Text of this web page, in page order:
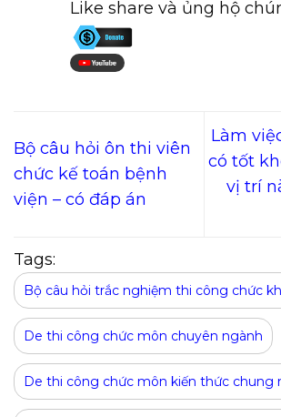
Like share và ủng hộ
Bộ câu hỏi ôn thi viên
chức kế toán bệnh
viện – có đáp án
Làm
có tốt
vị trí
Tags:
Bộ câu hỏi trắc nghiệm thi công chức
De thi công chức môn chuyên ngành
De thi công chức môn kiến thức chung